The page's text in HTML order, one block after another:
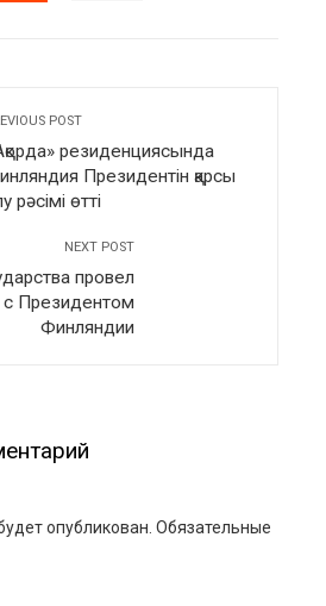
POST
резиденциясында
Президентін қарсы
рәсімі өтті
NEXT POST
провел
Президентом
Финляндии
опубликован. Обязательные